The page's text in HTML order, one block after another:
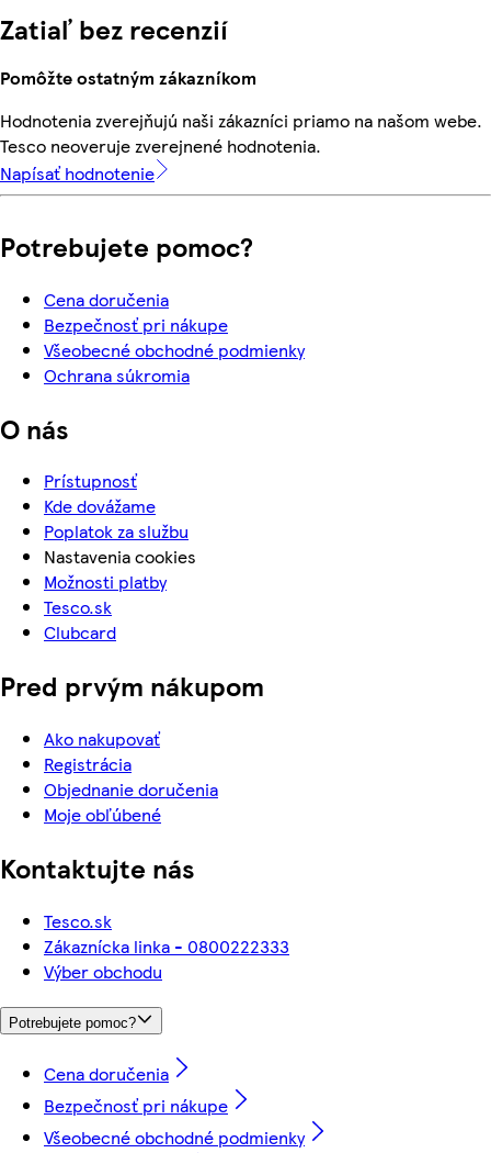
Zatiaľ bez recenzií
Pomôžte ostatným zákazníkom
Hodnotenia zverejňujú naši zákazníci priamo na našom webe.
Tesco neoveruje zverejnené hodnotenia.
Napísať hodnotenie
Potrebujete pomoc?
Cena doručenia
Bezpečnosť pri nákupe
Všeobecné obchodné podmienky
Ochrana súkromia
O nás
Prístupnosť
Kde dovážame
Poplatok za službu
Nastavenia cookies
Možnosti platby
Tesco.sk
Clubcard
Pred prvým nákupom
Ako nakupovať
Registrácia
Objednanie doručenia
Moje obľúbené
Kontaktujte nás
Tesco.sk
Zákaznícka linka - 0800222333
Výber obchodu
Potrebujete pomoc?
Cena doručenia
Bezpečnosť pri nákupe
Všeobecné obchodné podmienky